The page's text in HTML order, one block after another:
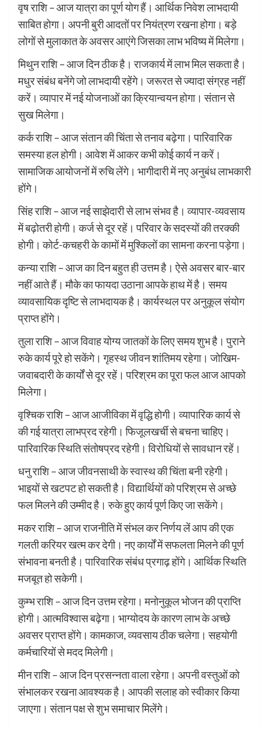
वृष राशि – आज यात्रा का पूर्ण योग हैं। आर्थिक निवेश लाभदायी
साबित होगा। अपनी बुरी आदतों पर नियंत्रण रखना होगा। बड़े
लोगों से मुलाकात के अवसर आएंगे जिसका लाभ भविष्य में मिलेगा।
मिथुन राशि – आज दिन ठीक है। राजकार्य में लाभ मिल सकता है।
मधुर संबंध बनेंगे जो लाभदायी रहेंगे। जरूरत से ज्यादा संग्रह नहीं
करें। व्यापार में नई योजनाओं का क्रियान्वयन होगा। संतान से
सुख मिलेगा।
कर्क राशि – आज संतान की चिंता से तनाव बढ़ेगा। पारिवारिक
समस्या हल होगी। आवेश में आकर कभी कोई कार्य न करें।
सामाजिक आयोजनों में रुचि लेंगे। भागीदारी में नए अनुबंध लाभकारी
होंगे।
सिंह राशि – आज नई साझेदारी से लाभ संभव है। व्यापार-व्यवसाय
में बढ़ोतरी होगी। कर्ज से दूर रहें। परिवार के सदस्यों की तरक्की
होगी। कोर्ट-कचहरी के कामों में मुश्किलों का सामना करना पड़ेगा।
कन्या राशि – आज का दिन बहुत ही उत्तम है। ऐसे अवसर बार-बार
नहीं आते हैं। मौके का फायदा उठाना आपके हाथ में है। समय
व्यावसायिक दृष्टि से लाभदायक है। कार्यस्थल पर अनुकूल संयोग
प्राप्त होंगे।
तुला राशि – आज विवाह योग्य जातकों के लिए समय शुभ है। पुराने
रुके कार्य पूरे हो सकेंगे। गृहस्थ जीवन शांतिमय रहेगा। जोखिम-
जवाबदारी के कार्यों से दूर रहें। परिश्रम का पूरा फल आज आपको
मिलेगा।
वृश्चिक राशि – आज आजीविका में वृद्धि होगी। व्यापारिक कार्य से
की गई यात्रा लाभप्रद रहेगी। फिजूलखर्ची से बचना चाहिए।
पारिवारिक स्थिति संतोषप्रद रहेगी। विरोधियों से सावधान रहें।
धनु राशि – आज जीवनसाथी के स्वास्थ की चिंता बनी रहेगी।
भाइयों से खटपट हो सकती है। विद्यार्थियों को परिश्रम से अच्छे
फल मिलने की उम्मीद है। रुके हुए कार्य पूर्ण किए जा सकेंगे।
मकर राशि – आज राजनीति में संभल कर निर्णय लें आप की एक
गलती करियर खत्म कर देगी। नए कार्यों में सफलता मिलने की पूर्ण
संभावना बनती है। पारिवारिक संबंध प्रगाढ़ होंगे। आर्थिक स्थिति
मजबूत हो सकेगी।
कुम्भ राशि – आज दिन उत्तम रहेगा। मनोनुकूल भोजन की प्राप्ति
होगी। आत्मविश्वास बढ़ेगा। भाग्योदय के कारण लाभ के अच्छे
अवसर प्राप्त होंगे। कामकाज, व्यवसाय ठीक चलेगा। सहयोगी
कर्मचारियों से मदद मिलेगी।
मीन राशि – आज दिन प्रसन्नता वाला रहेगा। अपनी वस्तुओं को
संभालकर रखना आवश्यक है। आपकी सलाह को स्वीकार किया
जाएगा। संतान पक्ष से शुभ समाचार मिलेंगे।